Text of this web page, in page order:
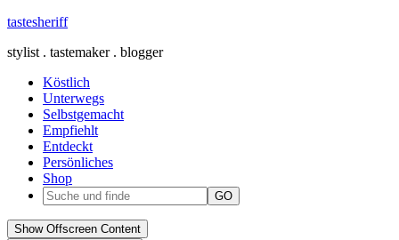
tastesheriff
stylist . tastemaker . blogger
Köstlich
Unterwegs
Selbstgemacht
Empfiehlt
Entdeckt
Persönliches
Shop
Show Offscreen Content